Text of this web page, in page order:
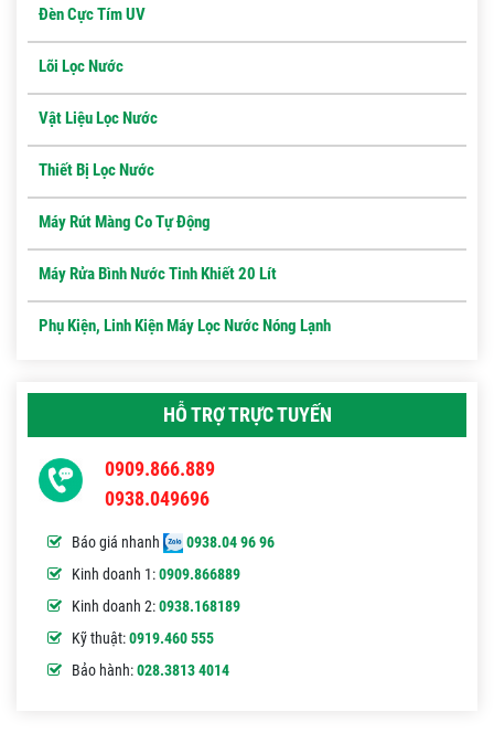
Đèn Cực Tím UV
Lõi Lọc Nước
Vật Liệu Lọc Nước
Thiết Bị Lọc Nước
Máy Rút Màng Co Tự Động
Máy Rửa Bình Nước Tinh Khiết 20 Lít
Phụ Kiện, Linh Kiện Máy Lọc Nước Nóng Lạnh
HỖ TRỢ TRỰC TUYẾN
0909.866.889
0938.049696
Báo giá nhanh
0938.04 96 96
Kinh doanh 1:0909.866889
Kinh doanh 2:0938.168189
Kỹ thuật:0919.460 555
Bảo hành:028.3813 4014